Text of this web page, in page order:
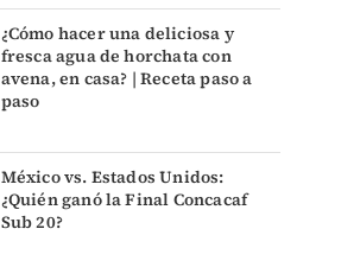
¿Cómo hacer una deliciosa y
fresca agua de horchata con
avena, en casa? | Receta paso a
paso
México vs. Estados Unidos:
¿Quién ganó la Final Concacaf
Sub 20?